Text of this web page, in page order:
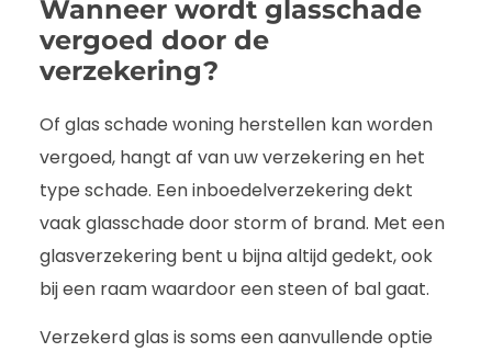
Wanneer wordt glasschade
vergoed door de
verzekering?
Of glas schade woning herstellen kan worden
vergoed, hangt af van uw verzekering en het
type schade. Een inboedelverzekering dekt
vaak glasschade door storm of brand. Met een
glasverzekering bent u bijna altijd gedekt, ook
bij een raam waardoor een steen of bal gaat.
Verzekerd glas is soms een aanvullende optie